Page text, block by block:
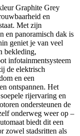
Graphite Grey
en
Met zijn
en panoramisch dak is
geniet je van veel
bekleding,
infotainmentsysteem
de elektrisch
en een
ontspannen. Het
rijervaring en
ondersteunen de
onderweg weer op –
biedt dit een
zowel stadsritten als